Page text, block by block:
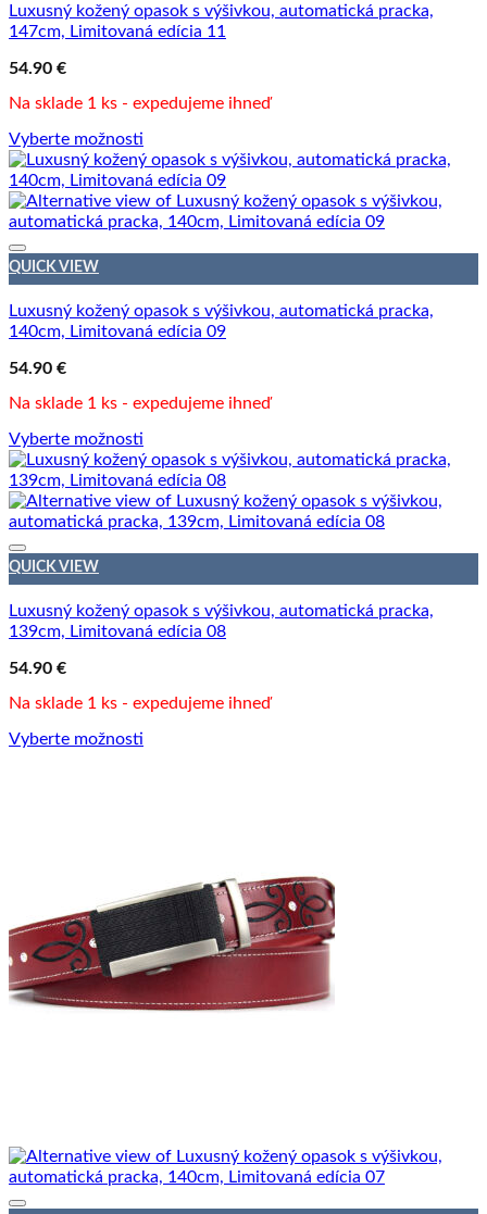
Luxusný kožený opasok s výšivkou, automatická pracka,
147cm, Limitovaná edícia 11
54.90 €
Na sklade 1 ks - expedujeme ihneď
Vyberte možnosti
QUICK VIEW
Luxusný kožený opasok s výšivkou, automatická pracka,
140cm, Limitovaná edícia 09
54.90 €
Na sklade 1 ks - expedujeme ihneď
Vyberte možnosti
QUICK VIEW
Luxusný kožený opasok s výšivkou, automatická pracka,
139cm, Limitovaná edícia 08
54.90 €
Na sklade 1 ks - expedujeme ihneď
Vyberte možnosti